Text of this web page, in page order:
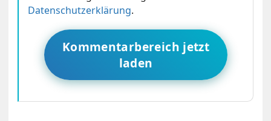
Datenschutzerklärung.
Kommentarbereich jetzt
laden